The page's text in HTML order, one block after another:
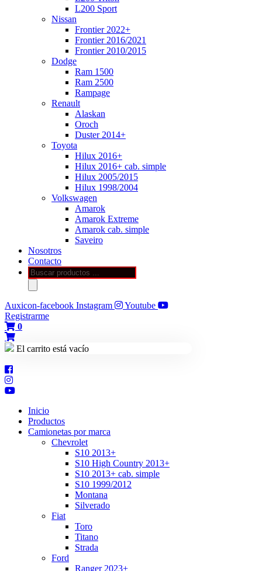
L200 Sport
Nissan
Frontier 2022+
Frontier 2016/2021
Frontier 2010/2015
Dodge
Ram 1500
Ram 2500
Rampage
Renault
Alaskan
Oroch
Duster 2014+
Toyota
Hilux 2016+
Hilux 2016+ cab. simple
Hilux 2005/2015
Hilux 1998/2004
Volkswagen
Amarok
Amarok Extreme
Amarok cab. simple
Saveiro
Nosotros
Contacto
Búsqueda
de
productos
Auxicon-facebook Instagram
Youtube
Registrarme
0
El carrito está vacío
Inicio
Productos
Camionetas por marca
Chevrolet
S10 2013+
S10 High Country 2013+
S10 2013+ cab. simple
S10 1999/2012
Montana
Silverado
Fiat
Toro
Titano
Strada
Ford
Ranger 2023+